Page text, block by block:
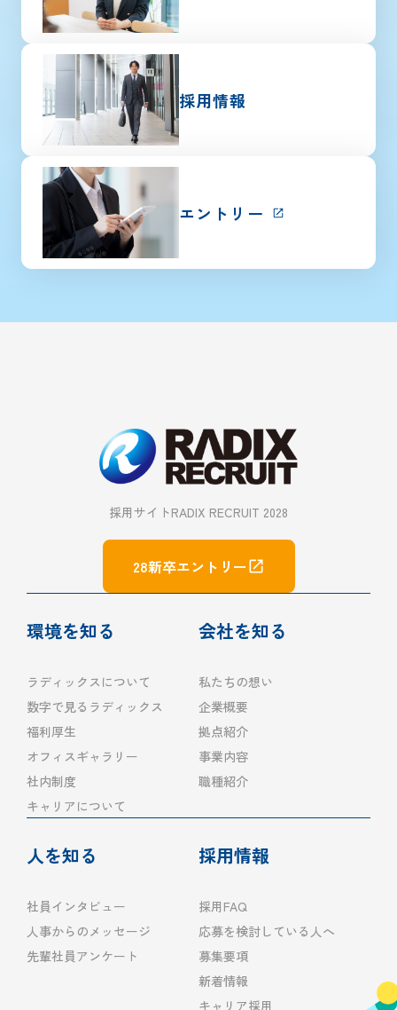
採用情報
エントリー
採用サイトRADIX RECRUIT 2028
28新卒エントリー open_in_new
環境を知る
ラディックスについて
数字で見るラディックス
福利厚生
オフィスギャラリー
社内制度
キャリアについて
会社を知る
私たちの想い
企業概要
拠点紹介
事業内容
職種紹介
人を知る
社員インタビュー
人事からのメッセージ
先輩社員アンケート
採用情報
採用FAQ
応募を検討している人へ
募集要項
新着情報
キャリア採用